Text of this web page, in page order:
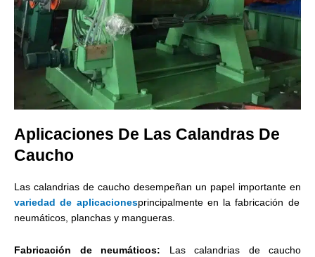
Aplicaciones De Las Calandras De
Caucho
Las calandrias de caucho desempeñan un papel importante en
variedad de aplicacionesprincipalmente en la fabricación de
neumáticos, planchas y mangueras.
Fabricación de neumáticos:
Las calandrias de caucho